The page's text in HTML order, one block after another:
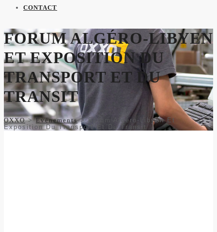
CONTACT
FORUM ALGÉRO-LIBYEN
ET EXPOSITION DU
TRANSPORT ET DU
TRANSIT
OXXO>Evénements>Forum Algéro-Libyen Et
Exposition Du Transport Et Du Transit